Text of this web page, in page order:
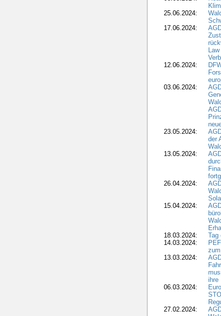
25.06.2024:
17.06.2024:
12.06.2024:
03.06.2024:
23.05.2024:
der
13.05.2024:
26.04.2024:
15.04.2024:
18.03.2024:
Tag
14.03.2024:
13.03.2024:
ihre
06.03.2024:
27.02.2024: